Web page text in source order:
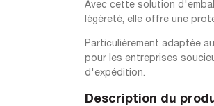
Avec cette solution
légèreté, elle offre une
Particulièrement adaptée
pour les entreprises
d'expédition.
Description du